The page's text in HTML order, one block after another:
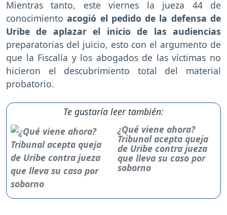
Mientras tanto, este viernes la jueza 44 de
conocimiento acogió el pedido de la defensa de
Uribe de aplazar el inicio de las audiencias
preparatorias del juicio, esto con el argumento de
que la Fiscalía y los abogados de las víctimas no
hicieron el descubrimiento total del material
probatorio.
Te gustaría leer también:
¿Qué viene ahora?
Tribunal acepta queja
de Uribe contra jueza
que lleva su caso por
soborno